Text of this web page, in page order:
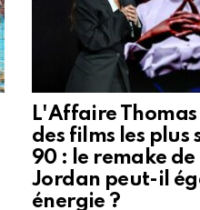
L'Affaire
des films les plus
90 : le remake de
Jordan peut-il
énergie ?